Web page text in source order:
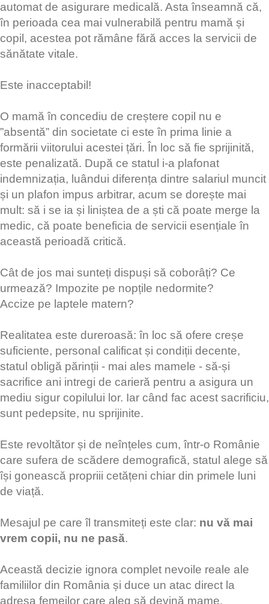
automat de asigurare medicală. Asta înseamnă că,
în perioada cea mai vulnerabilă pentru mamă și
copil, acestea pot rămâne fără acces la servicii de
sănătate vitale.
Este inacceptabil!
O mamă în concediu de creștere copil nu e
”absentă” din societate ci este în prima linie a
formării viitorului acestei țări. În loc să fie sprijinită,
este penalizată. După ce statul i-a plafonat
indemnizația, luândui diferența dintre salariul muncit
și un plafon impus arbitrar, acum se dorește mai
mult: să i se ia și liniștea de a ști că poate merge la
medic, că poate beneficia de servicii esențiale în
această perioadă critică.
Cât de jos mai sunteți dispuși să coborâți? Ce
urmează? Impozite pe nopțile nedormite?
Accize pe laptele matern?
Realitatea este dureroasă: în loc să ofere creșe
suficiente, personal calificat și condiții decente,
statul obligă părinții - mai ales mamele - să-și
sacrifice ani intregi de carieră pentru a asigura un
mediu sigur copilului lor. Iar când fac acest sacrificiu,
sunt pedepsite, nu sprijinite.
Este revoltător și de neînțeles cum, într-o Românie
care sufera de scădere demografică, statul alege să
își gonească propriii cetățeni chiar din primele luni
de viață.
Mesajul pe care îl transmiteți este clar: nu vă mai
vrem copii, nu ne pasă.
Această decizie ignora complet nevoile reale ale
familiilor din România și duce un atac direct la
adresa femeilor care aleg să devină mame.